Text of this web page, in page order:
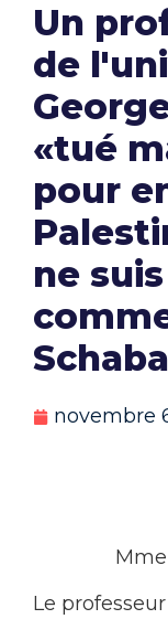
Un
de
«tué
pour
ne
novembre
Le